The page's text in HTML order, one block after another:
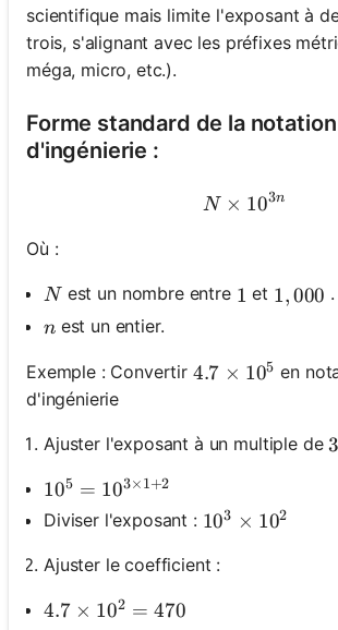
scientifique mais limite l'exposant à
trois, s'alignant avec les préfixes
méga, micro, etc.).
Forme standard de la notation
d'ingénierie :
N \times
N × 103n
Où :
N
Nest un nombre entre 1
1 et 1,000
1,000 .
n
nest un entier.
Exemple : Convertir 4.7 \times 10^5
4.7 × 105 en
d'ingénierie
Ajuster l'exposant à un multiple de3
3
10^5=10^{3 \times 1+2}
105 = 103×1+2
Diviser l'exposant : 10^3 \times
103 × 102
Ajuster le coefficient :
4.7 \times 10^2=470
4.7 × 102 = 470